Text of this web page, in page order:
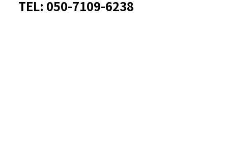
TEL: 050-7109-6238